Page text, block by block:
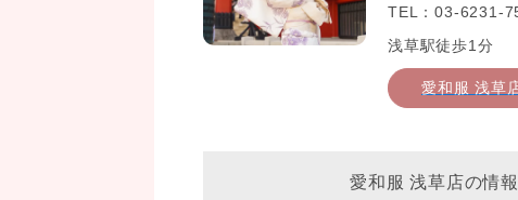
TEL：03-6231-
浅草駅徒歩1分
愛和服 浅草
愛和服 浅草店の情報